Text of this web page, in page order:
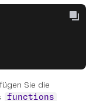
Sie die
functions